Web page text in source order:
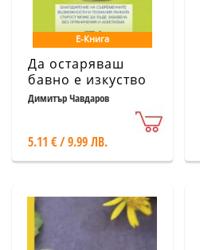
Е-Книга
Да остаряваш
бавно е изкуство
Димитър Чавдаров
5.11 € / 9.99 ЛВ.